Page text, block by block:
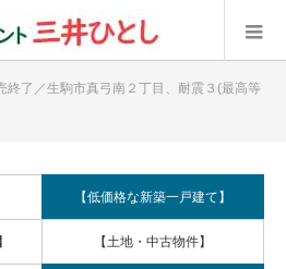
終了／生駒市真弓南２丁目、耐震３(最高等
【低価格な新築一戸建て】
【土地・中古物件】